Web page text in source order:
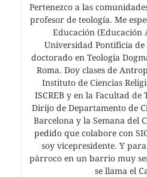
Pertenezco a las
profesor de teología. Me
Educación (Educación
Universidad Pontificia de
doctorado en Teología
Roma. Doy clases de
Instituto de Ciencias
ISCREB y en la Facultad de
Dirijo de Departamento de
Barcelona y la Semana del
pedido que colabore con
soy vicepresidente. Y
párroco en un barrio muy
se llama el